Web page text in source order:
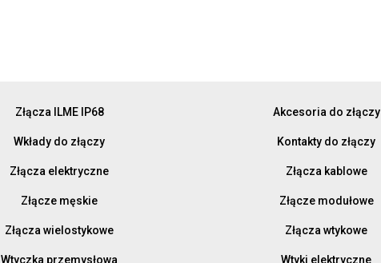
Złącza ILME IP68
Wkłady do złączy
Złącza elektryczne
Złącze męskie
Złącza wielostykowe
Wtyczka przemysłowa
Akcesoria do złączy
Kontakty do złączy
Złącza kablowe
Złącze modułowe
Złącza wtykowe
Wtyki elektryczne